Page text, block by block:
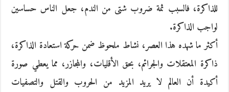
للذاكرة، فالسبب ثمة ضروب شتى من الندم، جعل الناس حساسين
لواجب الذاكرة.
أكثر ما شهده هذا العصر، نشاط ملحوظ ضمن حركة استعادة الذاكرة،
ذاكرة المعتقلات والجرائم، بحق الأقليات، والمجازر، مما يعطي صورة
أكيدة أن العالم لا يريد المزيد من الحروب والقتل والتصفيات